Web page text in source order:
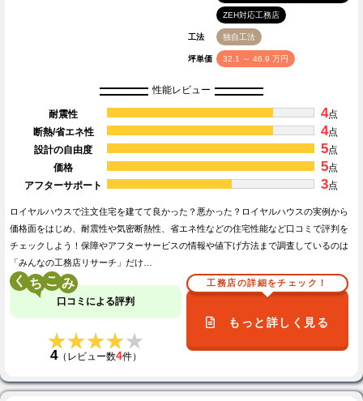
ZEH対応工務店
工法 独自工法
坪単価 32.1 ～ 46.9 万円
性能レビュー
耐震性 4点
断熱/省エネ性
4点
設計の自由度
5点
価格
5点
アフターサポート
3点
ロイヤルハウスで注文住宅を建てて良かった？悪かった？ロイヤルハウスの実例から
価格面をはじめ、耐震性や気密断熱性、省エネ性などの住宅性能など口コミで評判を
チェックしよう！保障やアフターサービスの情報や値下げ方法まで調査しているのは
「みんなの工務店リサーチ」だけ…
く こ
口コミによる評判
★★★★★
★★★★★
4（レビュー数4件）
工務店の詳細をチェック！
もっと詳しく見る